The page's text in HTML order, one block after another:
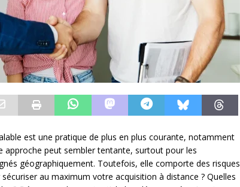
est une pratique de plus en plus courante, notamment
approche peut sembler tentante, surtout pour les
géographiquement. Toutefois, elle comporte des risques
au maximum votre acquisition à distance ? Quelles